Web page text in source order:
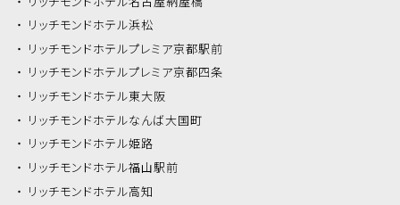
リッチモンドホテル浜松
リッチモンドホテルプレミア京都駅前
リッチモンドホテルプレミア京都四条
リッチモンドホテル東大阪
リッチモンドホテルなんば大国町
リッチモンドホテル姫路
リッチモンドホテル福山駅前
リッチモンドホテル高知